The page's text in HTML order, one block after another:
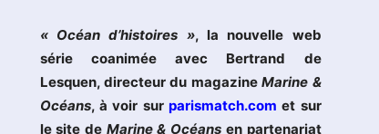
« Océan d’histoires », la nouvelle web
série coanimée avec Bertrand de
Lesquen, directeur du magazineMarine &
Océans, à voir sur parismatch.com et sur
le site de Marine & Océans en partenariat